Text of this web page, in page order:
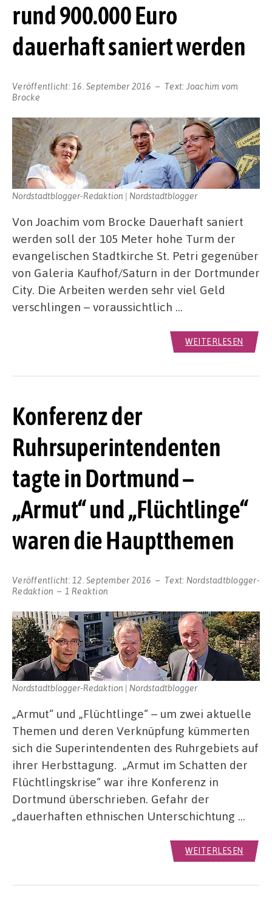
rund 900.000 Euro
dauerhaft saniert werden
Veröffentlicht: 16. September 2016 Text: Joachim vom
Brocke
Nordstadtblogger-Redaktion | Nordstadtblogger
Von Joachim vom Brocke Dauerhaft saniert
werden soll der 105 Meter hohe Turm der
evangelischen Stadtkirche St. Petri gegenüber
von Galeria Kaufhof/Saturn in der Dortmunder
City. Die Arbeiten werden sehr viel Geld
verschlingen – voraussichtlich …
WEITERLESEN
Konferenz der
Ruhrsuperintendenten
tagte in Dortmund –
„Armut“ und „Flüchtlinge“
waren die Hauptthemen
Veröffentlicht: 12. September 2016 Text: Nordstadtblogger-
Redaktion
1 Reaktion
Nordstadtblogger-Redaktion | Nordstadtblogger
„Armut“ und „Flüchtlinge“ – um zwei aktuelle
Themen und deren Verknüpfung kümmerten
sich die Superintendenten des Ruhrgebiets auf
ihrer Herbsttagung. „Armut im Schatten der
Flüchtlingskrise“ war ihre Konferenz in
Dortmund überschrieben. Gefahr der
„dauerhaften ethnischen Unterschichtung …
WEITERLESEN